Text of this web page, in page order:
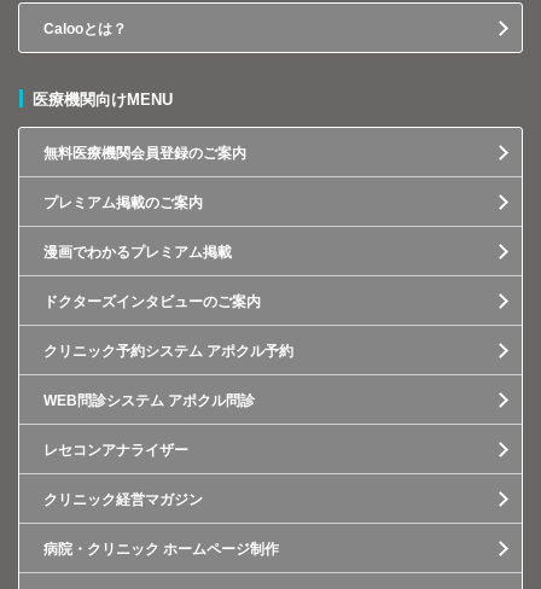
Calooとは？
医療機関向けMENU
無料医療機関会員登録のご案内
プレミアム掲載のご案内
漫画でわかるプレミアム掲載
ドクターズインタビューのご案内
クリニック予約システム アポクル予約
WEB問診システム アポクル問診
レセコンアナライザー
クリニック経営マガジン
病院・クリニック ホームページ制作